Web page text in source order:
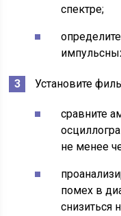
спектре;
Установите
сравните
не менее
помех в
снизиться